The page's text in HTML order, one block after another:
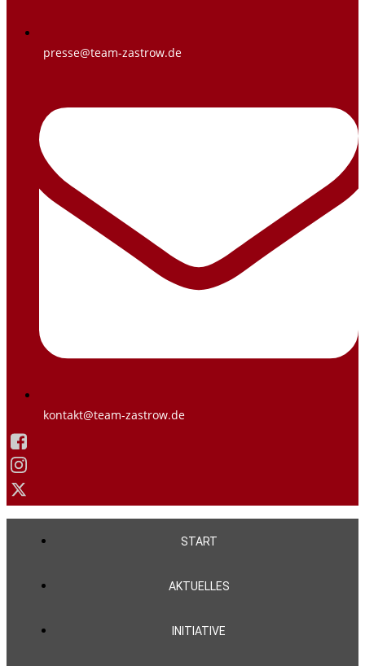
presse@team-zastrow.de
kontakt@team-zastrow.de
START
AKTUELLES
INITIATIVE